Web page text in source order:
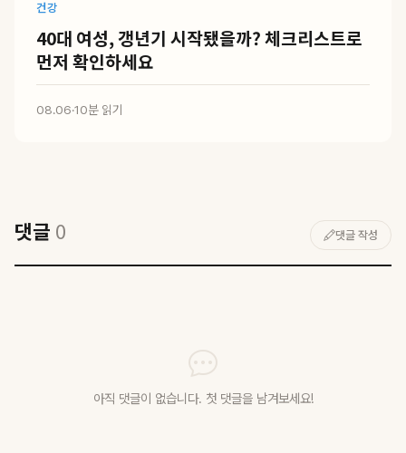
건강
40대 여성, 갱년기 시작됐을까? 체크리스트로
먼저 확인하세요
08.06·10분 읽기
댓글 0 댓글 작성
아직 댓글이 없습니다. 첫 댓글을 남겨보세요!